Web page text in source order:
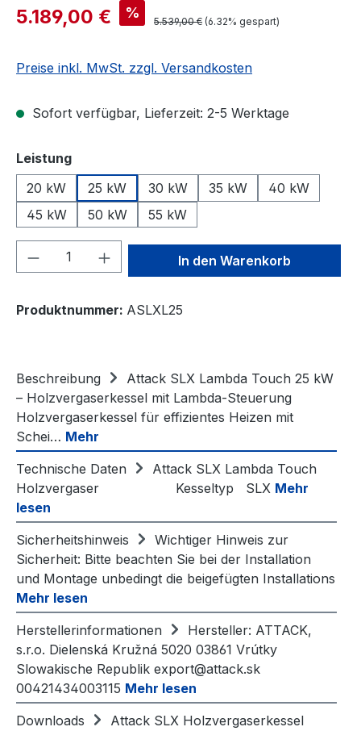
Verkaufspreis:
5.189,00 € % Regulärer Preis:
5.539,00 € (6.32% gespart)
Preise inkl. MwSt. zzgl. Versandkosten
Sofort verfügbar, Lieferzeit: 2-5 Werktage
Leistungauswählen
20 kW
25 kW 30 kW 35 kW
40 kW
45 kW
50 kW 55 kW
Produkt Anzahl: Gib denIn den Warenkorb
Produktnummer: ASLXL25
Beschreibung
Attack SLX Lambda Touch 25 kW
– Holzvergaserkessel mit Lambda-Steuerung
Holzvergaserkessel für effizientes Heizen mit
Schei… Mehr
Technische Daten
Attack SLX Lambda Touch
Holzvergaser Kesseltyp SLX Mehr
lesen
Sicherheitshinweis
Wichtiger Hinweis zur
Sicherheit: Bitte beachten Sie bei der Installation
und Montage unbedingt die beigefügten Installations
Mehr lesen
Herstellerinformationen
Hersteller: ATTACK,
s.r.o. Dielenská Kružná 5020 03861 Vrútky
Slowakische Republik export@attack.sk
00421434003115 Mehr lesen
Downloads
Attack SLX Holzvergaserkessel